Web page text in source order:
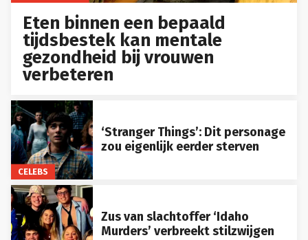
Eten binnen een bepaald
tijdsbestek kan mentale
gezondheid bij vrouwen
verbeteren
CELEBS
‘Stranger Things’: Dit personage
zou eigenlijk eerder sterven
Zus van slachtoffer ‘Idaho
Murders’ verbreekt stilzwijgen